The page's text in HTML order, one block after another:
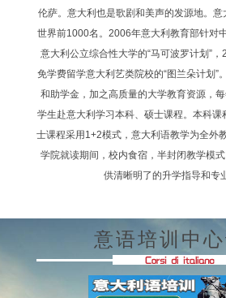
伦萨。意大利也是歌剧和美声的发源地。
世界前1000名。2006年意大利教育部针对
意大利公立综合性大学的“马可波罗计划”
免学费留学意大利艺类院校的“图兰朵计划”
和助学金，加之高质量的大学教育资源，
学生赴意大利学习本科、硕士课程。本科课
士课程采用1+2模式，意大利语教学为全外
学院就读期间，校内食宿，半封闭教学模
供清晰明了的升学指导和专
意语培训中